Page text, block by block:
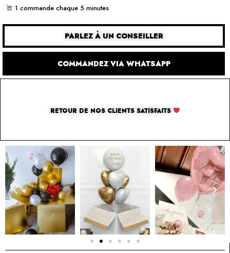
1 commande chaque 5 minutes
PARLEZ À UN CONSEILLER
COMMANDEZ VIA WHATSAPP
RETOUR DE NOS CLIENTS SATISFAITS
SOLUTION PAR THE LUXURY BOX & CO